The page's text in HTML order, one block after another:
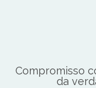
Compromisso
da